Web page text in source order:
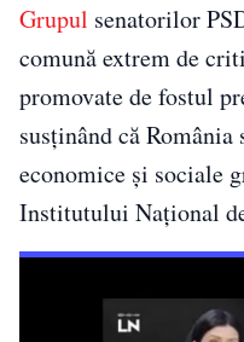
Grupul senatorilor
comună extrem de
promovate de fostul
susținând că
economice și sociale
Institutului Național